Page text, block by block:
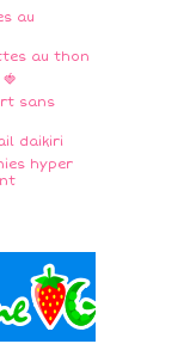
au
au thon
sans
daikiri
hyper